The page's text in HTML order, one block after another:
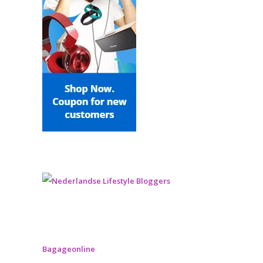
Bagageonline